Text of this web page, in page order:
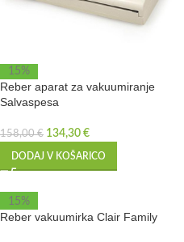
15%
Reber aparat za vakuumiranje
Salvaspesa
158,00€ 134,30 €
DODAJ V KOŠARICO
15%
Reber vakuumirka Clair Family